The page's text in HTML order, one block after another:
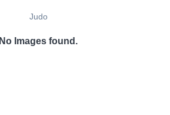
Judo
No Images found.